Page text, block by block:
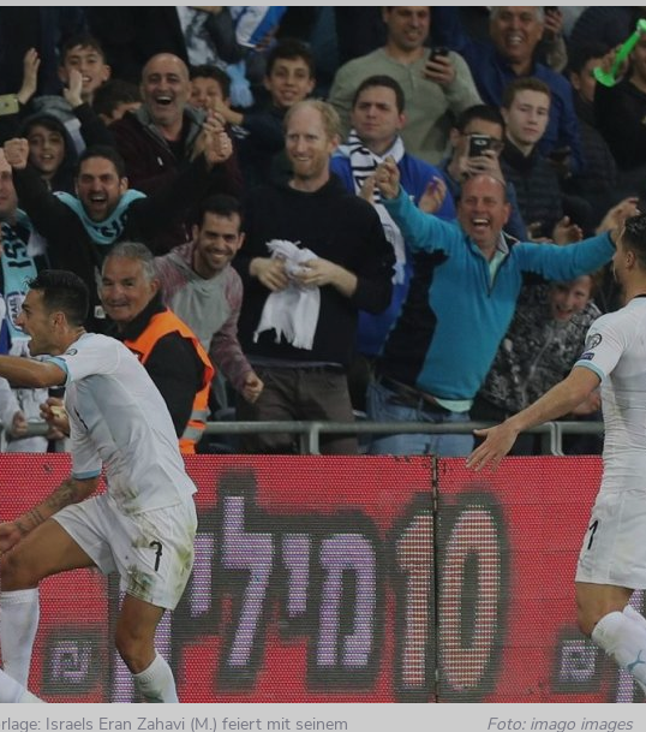
Israels Eran Zahavi (M.) feiert mit seinem
Foto: imago images